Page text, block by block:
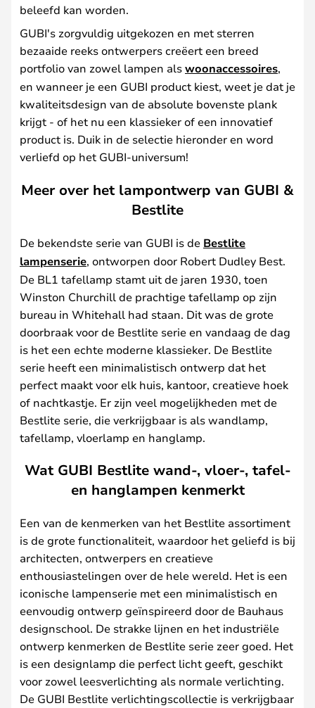
beleefd kan worden.
GUBI's zorgvuldig uitgekozen en met sterren
bezaaide reeks ontwerpers creëert een breed
portfolio van zowel lampen alswoonaccessoires,
en wanneer je een GUBI product kiest, weet je dat je
kwaliteitsdesign van de absolute bovenste plank
krijgt - of het nu een klassieker of een innovatief
product is. Duik in de selectie hieronder en word
verliefd op het GUBI-universum!
Meer over het lampontwerp van GUBI &
Bestlite
De bekendste serie van GUBI is de Bestlite
lampenserie, ontworpen door Robert Dudley Best.
De BL1 tafellamp stamt uit de jaren 1930, toen
Winston Churchill de prachtige tafellamp op zijn
bureau in Whitehall had staan. Dit was de grote
doorbraak voor de Bestlite serie en vandaag de dag
is het een echte moderne klassieker. De Bestlite
serie heeft een minimalistisch ontwerp dat het
perfect maakt voor elk huis, kantoor, creatieve hoek
of nachtkastje. Er zijn veel mogelijkheden met de
Bestlite serie, die verkrijgbaar is als wandlamp,
tafellamp, vloerlamp en hanglamp.
Wat GUBI Bestlite wand-, vloer-, tafel-
en hanglampen kenmerkt
Een van de kenmerken van het Bestlite assortiment
is de grote functionaliteit, waardoor het geliefd is bij
architecten, ontwerpers en creatieve
enthousiastelingen over de hele wereld. Het is een
iconische lampenserie met een minimalistisch en
eenvoudig ontwerp geïnspireerd door de Bauhaus
designschool. De strakke lijnen en het industriële
ontwerp kenmerken de Bestlite serie zeer goed. Het
is een designlamp die perfect licht geeft, geschikt
voor zowel leesverlichting als normale verlichting.
De GUBI Bestlite verlichtingscollectie is verkrijgbaar